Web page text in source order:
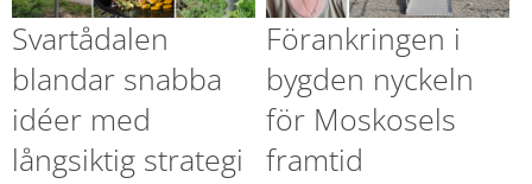
Svartådalen
blandar snabba
idéer med
långsiktig strategi
Förankringen i
bygden nyckeln
för Moskosels
framtid